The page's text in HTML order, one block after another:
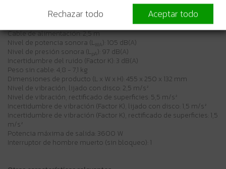
Tamaño del orificio (diámetro del orificio): 22,23 mm
Diámetro del disco abrasivo: 230 mm
Sistema Anti-Restart (Interruptor NVR): 1
Cable de alimentación: 2,5 m
Nivel de potencia sonora (LWA ): 105 dB(A)
Nivel de presión sonora (LpA ): 97 dB(A)
Incertidumbre del ruido (Factor K): 3 dB(A)
Peso sin cable: 4,8 - 7,1 kg
Dimensiones de producto (L x W x H): 455 x 250 x 132 mm
Nivel de vibración, lijado con disco: 2,5 m/s²
Nivel de vibración, rectificado de superficies: 5,5 m/s²
Incertidumbre de vibración (Factor K), lijado con disco: 1,5 m/s²
Incertidumbre de vibración (Factor K), rectificado de superficies: 1,5
m/s²
Potencia máxima de salida: 3600 W
Interruptor de hombre muerto (sin bloqueo): 1
Rechazar todo
Aceptar todo